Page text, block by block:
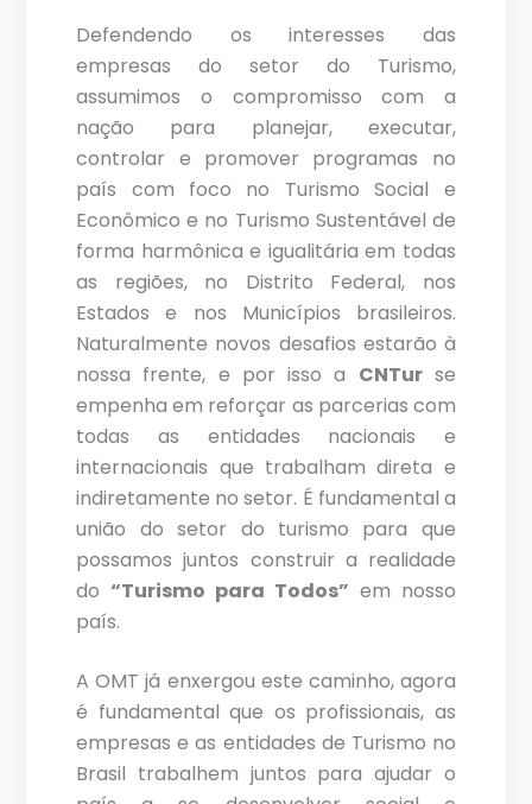
Defendendo os interesses das
empresas do setor do Turismo,
assumimos o compromisso com a
nação para planejar, executar,
controlar e promover programas no
país com foco no Turismo Social e
Econômico e no Turismo Sustentável de
forma harmônica e igualitária em todas
as regiões, no Distrito Federal, nos
Estados e nos Municípios brasileiros.
Naturalmente novos desafios estarão à
nossa frente, e por isso a CNTurse
empenha em reforçar as parcerias com
todas as entidades nacionais e
internacionais que trabalham direta e
indiretamente no setor. É fundamental a
união do setor do turismo para que
possamos juntos construir a realidade
do “Turismo para Todos” em nosso
país.
A OMT já enxergou este caminho, agora
é fundamental que os profissionais, as
empresas e as entidades de Turismo no
Brasil trabalhem juntos para ajudar o